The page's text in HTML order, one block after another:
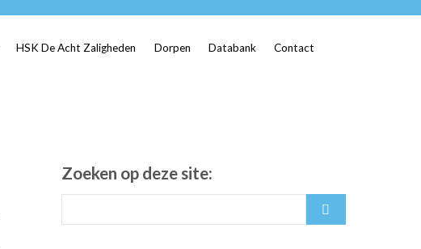
HSK De Acht Zaligheden Dorpen Databank Contact
Zoeken op deze site: